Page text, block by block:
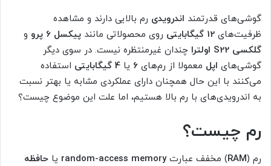
گوشی‌های قدرتمند اندرویدی رم بالایی دارند و مشاهده
ظرفیت‌های 12 گیگابایتی روی محصولاتی مانند پیکسل 6 پرو
و
گلکسی S22 اولترا
چندان غیرمنتظره نیست. در سوی دیگر
گوشی‌های اپل معمولا از رم‌های 6 یا 4 گیگابایتی
استفاده
می‌کنند با این حال همچنان دارای عملکردی مشابه یا بهتر نسبت
به اندرویدی‌های با رم بالا هستیم، اما علت این موضوع چیست؟
رم چیست؟
رم (RAM) مخفف عبارتrandom-access memory یا حافظه